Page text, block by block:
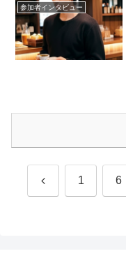
参加者インタビュー
前 1 6